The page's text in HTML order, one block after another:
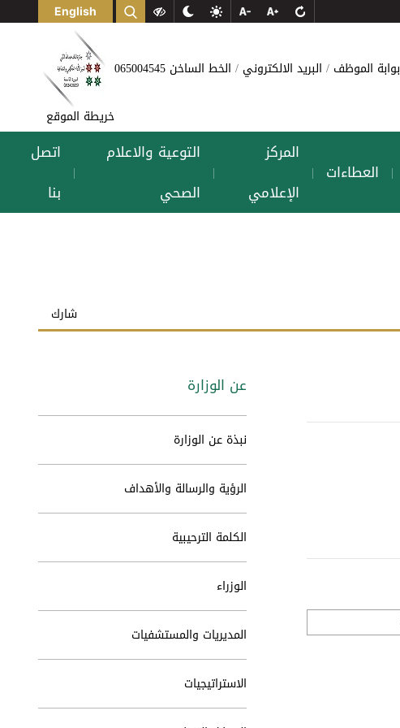
English
بوابة الموظف البريد الالكتروني الخط الساخن 065004545
خريطة الموقع
| العطاءات |
المركز
الإعلامي
|
التوعية والاعلام
الصحي
|
اتصل
بنا
شارك
عن الوزارة
نبذة عن الوزارة
الرؤية والرسالة والأهداف
الكلمة الترحيبية
الوزراء
المديريات والمستشفيات
الاستراتيجيات